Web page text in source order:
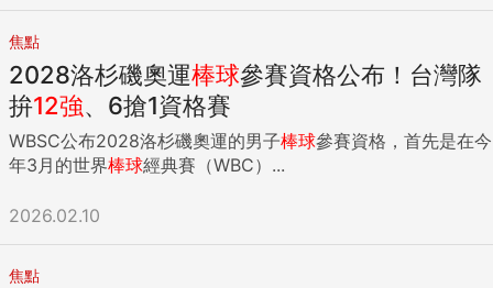
焦點
2028洛杉磯奧運棒球參賽資格公布！台灣隊
拚12強、6搶1資格賽
WBSC公布2028洛杉磯奧運的男子棒球參賽資格，首先是在今
年3月的世界棒球經典賽（WBC）...
2026.02.10
焦點